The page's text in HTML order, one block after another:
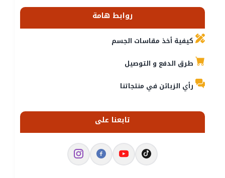
روابط هامة
كيفية أخذ مقاسات الجسم
طرق الدفع و التوصيل
رأي الزبائن في منتجاتنا
تابعنا على